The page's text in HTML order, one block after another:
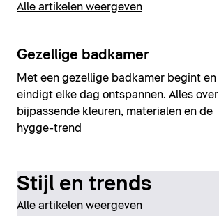
Alle artikelen weergeven
Gezellige badkamer
Met een gezellige badkamer begint en
eindigt elke dag ontspannen. Alles over
bijpassende kleuren, materialen en de
hygge-trend
Stijl en trends
Alle artikelen weergeven